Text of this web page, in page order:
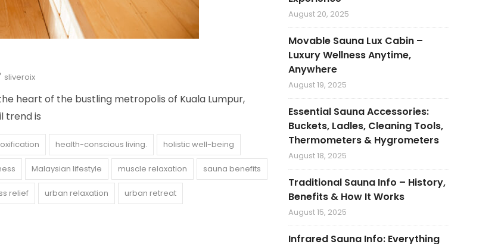
sliveroix
heart of the bustling metropolis of Kuala Lumpur,
trend is
health-conscious living. holistic well-being
Malaysian lifestyle muscle relaxation sauna benefits
relief urban relaxation urban retreat
August 20, 2025
Movable Sauna Lux Cabin –
Luxury Wellness Anytime,
Anywhere
August 19, 2025
Essential Sauna Accessories:
Buckets, Ladles, Cleaning Tools,
Thermometers & Hygrometers
August 18, 2025
Traditional Sauna Info – History,
Benefits & How It Works
August 15, 2025
Infrared Sauna Info: Everything